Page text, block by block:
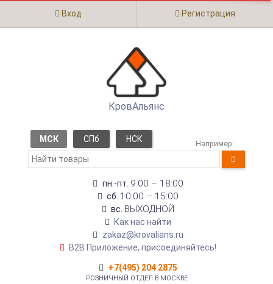
Вход Регистрация
КровАльянс
МСК СПб НСК Например:
пн.-пт. 9:00 – 18:00
сб. 10:00 – 15:00
вс. ВЫХОДНОЙ
Как нас найти
zakaz@krovalians.ru
B2B Приложение, присоединяйтесь!
+7(495) 204 2875
РОЗНИЧНЫЙ ОТДЕЛ В МОСКВЕ